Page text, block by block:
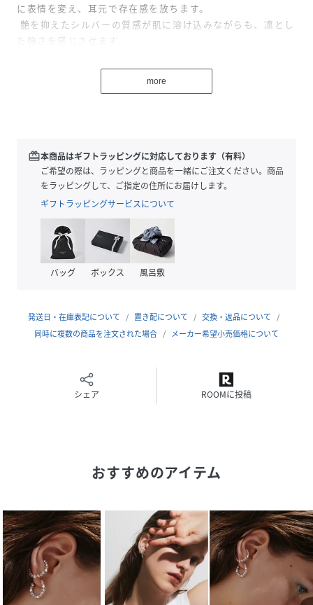
に表情を変え、耳元で存在感を放ちます。
艶を抑えたシルバーの質感が肌に溶け込みながらも、凛とし
た強さを感じさせます。
会的な緊張感をプラス。
光沢のあるピアスとのコントラストで、耳元に奥行きを持た
#QU209
素材：シルバー925
サイズ：縦約22mm
横約22mm
最大幅：4mm
重量：約3.5g
お買い上げ頂いた商品に、旧価格のタグのついた商品がお手
元に届く場合がございますが、
スアンドマッチの組み合わせを楽しめるのが特徴。幾通りに
り上げます。ジェンダーレスでフリースピリットが光るコレ
クションを是非ご覧下さい。
＜H.O.V-フォブ-＞
WE'REONAMISSIONOFMINDFULCONSUMPTIONあらゆる
more
redeem本商品はギフトラッピングに対応しております（有料）
ご希望の際は、ラッピングと商品を一緒にご注文ください。商品
をラッピングして、ご指定の住所にお届けします。
ギフトラッピングサービスについて
バッグ ボックス 風呂敷
発送日・在庫表記について 置き配について
交換・返品について
同時に複数の商品を注文された場合
メーカー希望小売価格について
シェア ROOMに投稿
おすすめのアイテム